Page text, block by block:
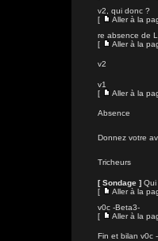
v2, qui donc ?
[
Aller à la
re absence de
[
Aller à la
v2
v1
[
Aller à la
Absence
Donnez votre
Tricheurs
[ Sondage ] Qui
[
Aller à la
v0c -Beta3-
[
Aller à la
Fin et bilan v0c